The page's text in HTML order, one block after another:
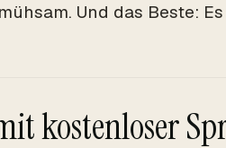
Und das Beste:
kostenloser